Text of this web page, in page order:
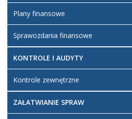
Plany finansowe
Sprawozdania finansowe
KONTROLE I AUDYTY
Kontrole zewnętrzne
ZAŁATWIANIE SPRAW